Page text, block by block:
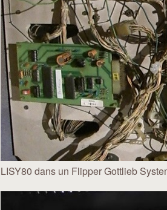
LISY80 dans un Flipper Gottlieb